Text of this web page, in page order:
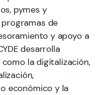
pymes y
de
y apoyo a
desarrolla
la digitalización,
económico y la